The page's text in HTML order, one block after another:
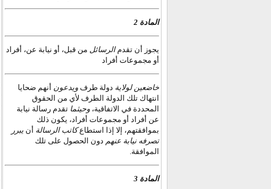
المادة 2
يجوز أن تقدمالرسائل من قبل، أو نيابة عن، أفراد
أو مجموعات أفراد
خاضعين لولاية دولة طرفويدعون أنهم ضحايا
انتهاك تلك الدولة الطرف لأي من الحقوق
المحددة في الاتفاقية،وحيثما تقدم رسالة نيابة
عن أفراد أو مجموعات أفراد، يكون ذلك
بموافقتهم، إلا إذا استطاعكاتب الرسالة أنيبرر
تصرفه نيابة عنهم دون الحصول على تلك
الموافقة.
المادة 3